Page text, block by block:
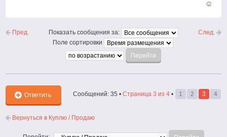
началу
Пред. След.
Показать сообщения за:
Поле сортировки
Ответить Сообщений: 35 • Страница 3 из 4• 1 2 3 4
Вернуться в Куплю / Продаю